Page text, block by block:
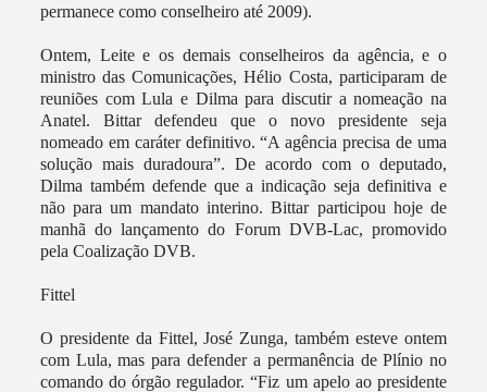
permanece como conselheiro até 2009).
Ontem, Leite e os demais conselheiros da agência, e o
ministro das Comunicações, Hélio Costa, participaram de
reuniões com Lula e Dilma para discutir a nomeação na
Anatel. Bittar defendeu que o novo presidente seja
nomeado em caráter definitivo. “A agência precisa de uma
solução mais duradoura”. De acordo com o deputado,
Dilma também defende que a indicação seja definitiva e
não para um mandato interino. Bittar participou hoje de
manhã do lançamento do Forum DVB-Lac, promovido
pela Coalização DVB.
Fittel
O presidente da Fittel, José Zunga, também esteve ontem
com Lula, mas para defender a permanência de Plínio no
comando do órgão regulador. “Fiz um apelo ao presidente